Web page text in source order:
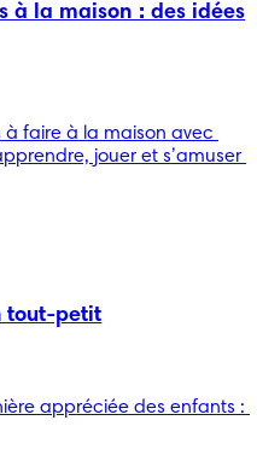
à la maison : des idées
à faire à la maison avec
jouer et s’amuser
tout-petit
appréciée des enfants :